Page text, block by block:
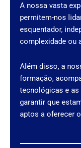
A nossa vasta
permitem-nos
esquentador,
complexidade ou
Além disso, a
formação,
tecnológicas e as
garantir que
aptos a oferecer